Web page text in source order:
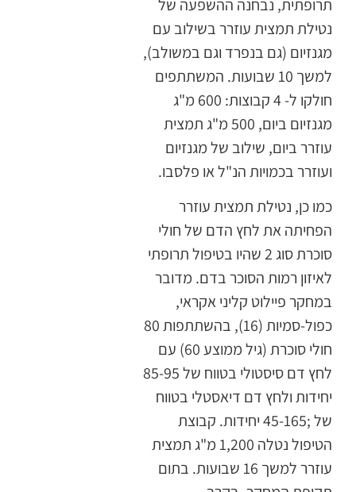
תרופתית, נבחנה ההשפעה של
נטילת תמצית עוזרר בשילוב עם
מגנזיום (גם בנפרד וגם במשולב),
למשך 10 שבועות. המשתתפים
חולקו ל- 4 קבוצות: 600 מ"ג
מגנזיום ביום, 500 מ"ג תמצית
עוזרר ביום, שילוב של מגנזיום
ועוזרר בכמויות הנ"ל או פלסבו.
כמו כן, נטילת תמצית עוזרר
הפחיתה את לחץ הדם של חולי
סוכרת סוג 2 שהיו בטיפול תרופתי
לאיזון רמות הסוכר בדם. מדובר
במחקר פיילוט קליני אקראי,
כפול-סמיות (16), בהשתתפות 80
חולי סוכרת (גיל ממוצע 60) עם
לחץ דם סיסטולי בטווח של 85-95
יחידות ולחץ דם דיאסטלי בטווח
של ;45-165 יחידות. קבוצת
הטיפול נטלה 1,200 מ"ג תמצית
עוזרר למשך 16 שבועות. בתום